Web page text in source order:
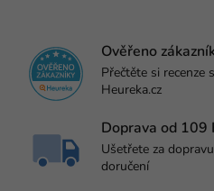
í
p
k
y
v
n
í
Ověřeno
Přečtěte si recenze
Heureka.cz
Doprava od 109
Ušetřete za
doručení